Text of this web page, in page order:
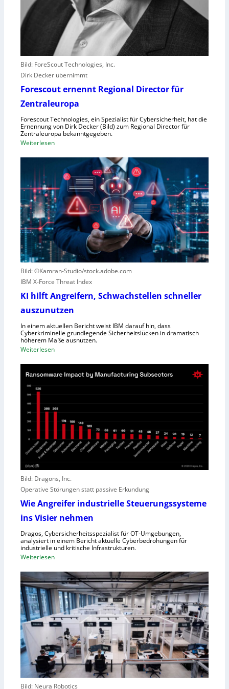
e
b
e
n
V
o
w
ü
r
e
g
e
n
S
c
h
l
e
h
e
i
s
Bild: ForeScout Technologies, Inc.
Dirk Decker übernimmt
Forescout ernennt Regional Director für
Zentraleuropa
Forescout Technologies, ein Spezialist für Cybersicherheit, hat die
Ernennung von Dirk Decker (Bild) zum Regional Director für
Zentraleuropa bekanntgegeben.
Weiterlesen:
r
e
s
c
o
u
t
r
n
e
n
t
R
e
n
D
e
c
o
r
ü
r
e
n
t
r
a
l
e
u
r
o
p
a
Bild: ©Kamran-Studio/stock.adobe.com
IBM X-Force Threat Index
KI hilft Angreifern, Schwachstellen schneller
auszunutzen
In einem aktuellen Bericht weist IBM darauf hin, dass
Cyberkriminelle grundlegende Sicherheitslücken in dramatisch
höherem Maße ausnutzen.
Weiterlesen:
f
n
e
i
r
n
,
w
a
c
h
s
e
l
l
e
Bild: Dragons, Inc.
Operative Störungen statt passive Erkundung
Wie Angreifer industrielle Steuerungssysteme
ins Visier nehmen
Dragos, Cybersicherheitsspezialist für OT-Umgebungen,
analysiert in einem Bericht aktuelle Cyberbedrohungen für
industrielle und kritische Infrastrukturen.
Weiterlesen:
e
A
n
g
e
i
f
e
r
Bild: Neura Robotics